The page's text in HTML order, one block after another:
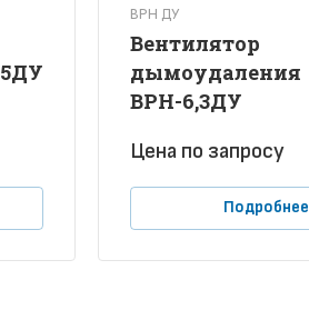
ВРН ДУ
Вентилятор
дымоудаления
ВРН-6,3ДУ
Цена по запросу
Подробнее